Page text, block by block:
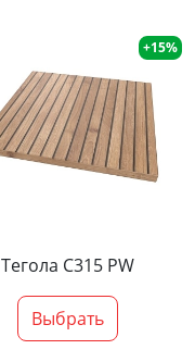
+15%
Тегола С315 PW
Выбрать